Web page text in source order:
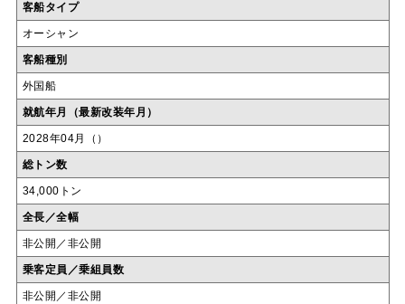
客船タイプ
オーシャン
客船種別
外国船
就航年月（最新改装年月）
2028年04月（）
総トン数
34,000トン
全長／全幅
非公開／非公開
乗客定員／乗組員数
非公開／非公開